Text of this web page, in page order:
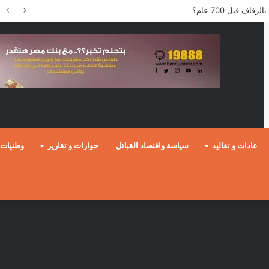
قبل 700 عام؟
عادات و تقاليد سياسة واقتصاد القبائل حوارات و تقارير وطنيات